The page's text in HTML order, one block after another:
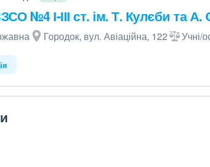
№4 І-ІІІ ст. ім. Т. Кулєби та А.
Городок, вул. Авіаційна, 122 Учні/